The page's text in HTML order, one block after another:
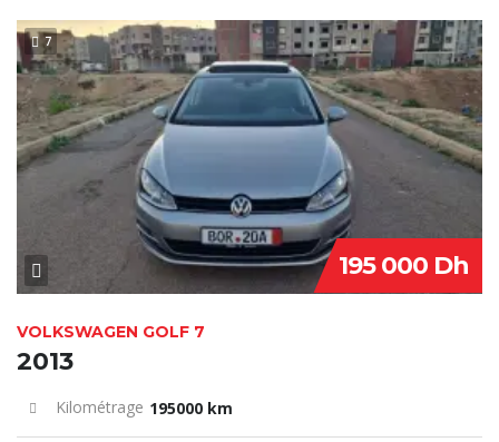
7 SPECIAL
195 000 Dh
VOLKSWAGEN GOLF 7
2013
Kilométrage 195000 km